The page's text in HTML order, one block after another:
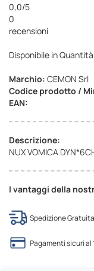
0,0/5
0
recensioni
Disponibile in
Marchio: CEMON Srl
Codice prodotto /
EAN:
Descrizione:
NUX VOMICA
I vantaggi della
Spedizione
Pagamenti sicuri al